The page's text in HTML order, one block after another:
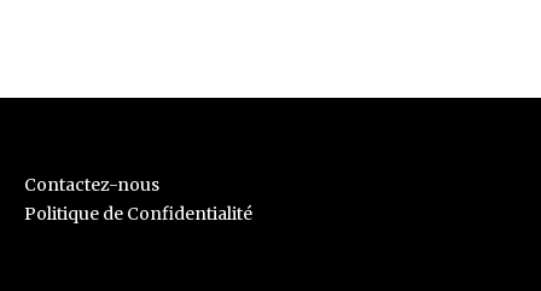
Contactez-nous
Politique de Confidentialité